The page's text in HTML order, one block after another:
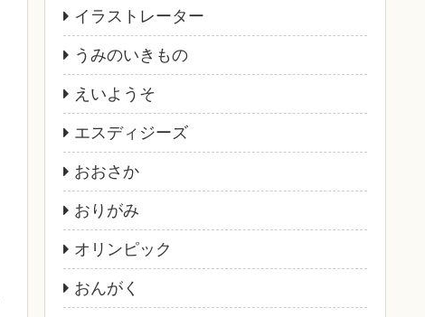
イラストレーター
うみのいきもの
えいようそ
エスディジーズ
おおさか
おりがみ
オリンピック
おんがく